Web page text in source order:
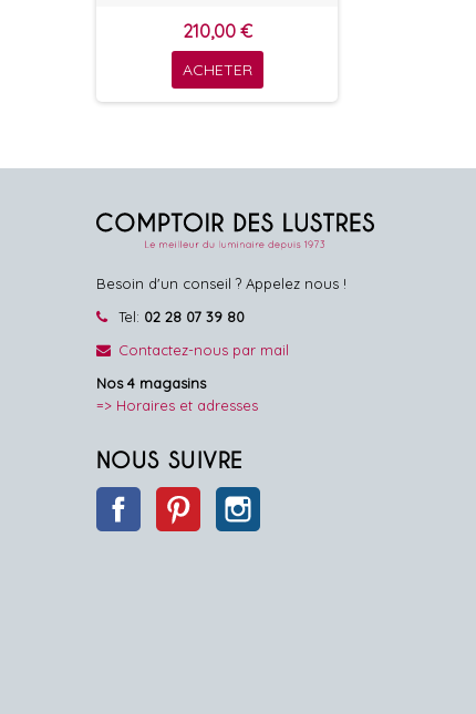
210,00 €
ACHETER
Besoin d'un conseil ? Appelez nous !
Tel: 02 28 07 39 80
Contactez-nous par mail
Nos 4 magasins
=> Horaires et adresses
NOUS SUIVRE
Facebook Pinterest